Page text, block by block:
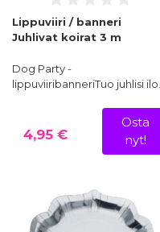
Lippuviiri / banneri
Juhlivat koirat 3 m
Dog Party -
lippuviiribanneriTuo juhlisi ilo…
4,95 €
Osta
nyt!